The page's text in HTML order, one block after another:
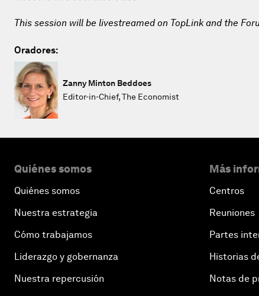
This session will be livestreamed on TopLink and the
Oradores:
Zanny Minton Beddoes
Editor-in-Chief, The Economist
Quiénes somos
Quiénes somos
Nuestra estrategia
Cómo trabajamos
Liderazgo y gobernanza
Nuestra repercusión
Más
Centros
Reuniones
Partes
Historias
Notas de